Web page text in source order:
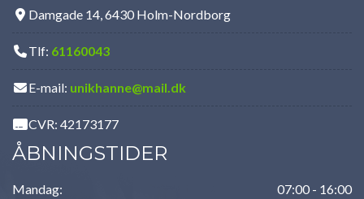
Damgade 14, 6430 Holm-Nordborg
Tlf: 61160043
E-mail: unikhanne@mail.dk
CVR: 42173177
ÅBNINGSTIDER
Mandag: 07:00 - 16:00